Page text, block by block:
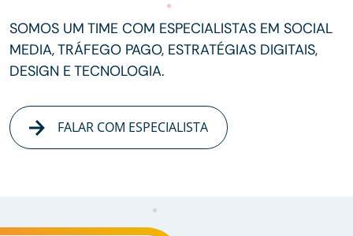
SOMOS UM TIME COM ESPECIALISTAS EM SOCIAL
MEDIA, TRÁFEGO PAGO, ESTRATÉGIAS DIGITAIS,
DESIGN E TECNOLOGIA.
FALAR COM ESPECIALISTA